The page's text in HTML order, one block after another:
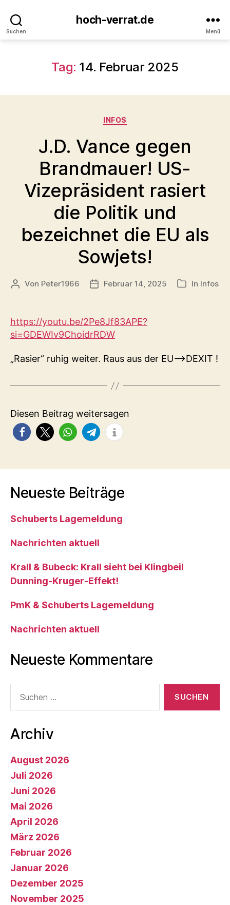
Suchen
hoch-verrat.de
Menü
Tag: 14. Februar 2025
Kategorien
INFOS
J.D. Vance gegen
Brandmauer! US-
Vizepräsident rasiert
die Politik und
bezeichnet die EU als
Sowjets!
Beitragsautor
Von Peter1966 Veröffentlichungsdatum
Februar 14, 2025 Kategorien
In Infos
https://youtu.be/2Pe8Jf83APE?
si=GDEWIv9ChoidrRDW
„Rasier“ ruhig weiter. Raus aus der EU–>DEXIT !
Diesen Beitrag weitersagen
Neueste Beiträge
Schuberts Lagemeldung
Nachrichten aktuell
Krall & Bubeck: Krall sieht bei Klingbeil
Dunning-Kruger-Effekt!
PmK & Schuberts Lagemeldung
Nachrichten aktuell
Neueste Kommentare
nach:
Archiv
August 2026
Juli 2026
Juni 2026
Mai 2026
April 2026
März 2026
Februar 2026
Januar 2026
Dezember 2025
November 2025